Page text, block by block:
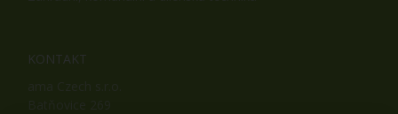
KONTAKT